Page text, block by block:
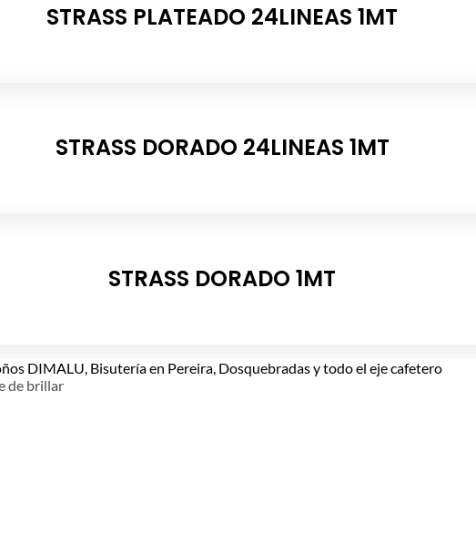
STRASS PLATEADO 24LINEAS 1MT
STRASS DORADO 24LINEAS 1MT
STRASS DORADO 1MT
de brillar